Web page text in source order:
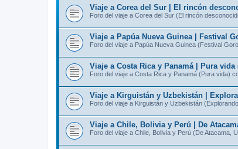
Viaje a Corea del Sur | El rincón
Foro del viaje a Corea del Sur (El rincón
Viaje a Papúa Nueva Guinea | Festival
Foro del viaje a Papúa Nueva Guinea (Festival
Viaje a Costa Rica y Panamá | Pura vida
Foro del viaje a Costa Rica y Panamá (Pura vida)
Viaje a Kirguistán y Uzbekistán |
Foro del viaje a Kirguistán y Uzbekistán
Viaje a Chile, Bolivia y Perú | De
Foro del viaje a Chile, Bolivia y Perú (De Atacama,